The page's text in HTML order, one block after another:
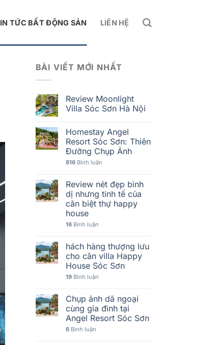
TỨC BẤT ĐỘNG SẢN LIÊN HỆ
BÀI VIẾT MỚI NHẤT
Review Moonlight
Villa Sóc Sơn Hà Nội
Homestay Angel
Resort Sóc Sơn: Thiên
Đường Chụp Ảnh
816Bình luận
Review nét đẹp bình
dị nhưng tinh tế của
căn biệt thự happy
house
16Bình luận
hách hàng thượng lưu
cho căn villa Happy
House Sóc Sơn
19Bình luận
Chụp ảnh dã ngoại
cùng gia đình tại
Angel Resort Sóc Sơn
6Bình luận